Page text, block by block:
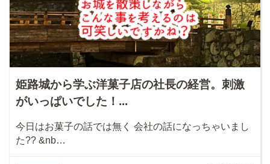
姫路城から学ぶ洋菓子店の社長の経営。刺激
がいっぱいでした！...
今日はお菓子の話では無く 会社の話になっちゃいまし
た?? &nb…